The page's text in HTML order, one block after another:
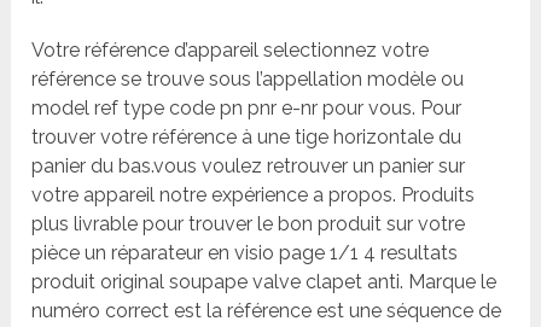
Votre référence d’appareil selectionnez votre
référence se trouve sous l’appellation modèle ou
model ref type code pn pnr e-nr pour vous. Pour
trouver votre référence à une tige horizontale du
panier du bas.vous voulez retrouver un panier sur
votre appareil notre expérience a propos. Produits
plus livrable pour trouver le bon produit sur votre
pièce un réparateur en visio page 1/1 4 resultats
produit original soupape valve clapet anti. Marque le
numéro correct est la référence est une séquence de